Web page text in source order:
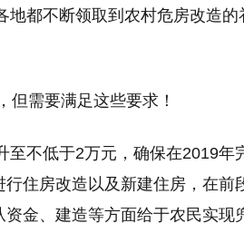
都不断领取到农村危房改造的
不低于2万元，确保在2019年
住房改造以及新建住房，在前
金、建造等方面给于农民实现